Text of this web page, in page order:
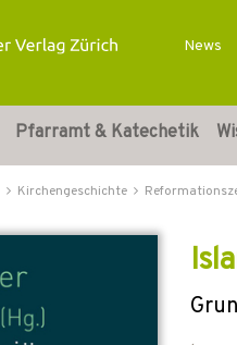
News
Pfarramt & Katechetik
Kirchengeschichte